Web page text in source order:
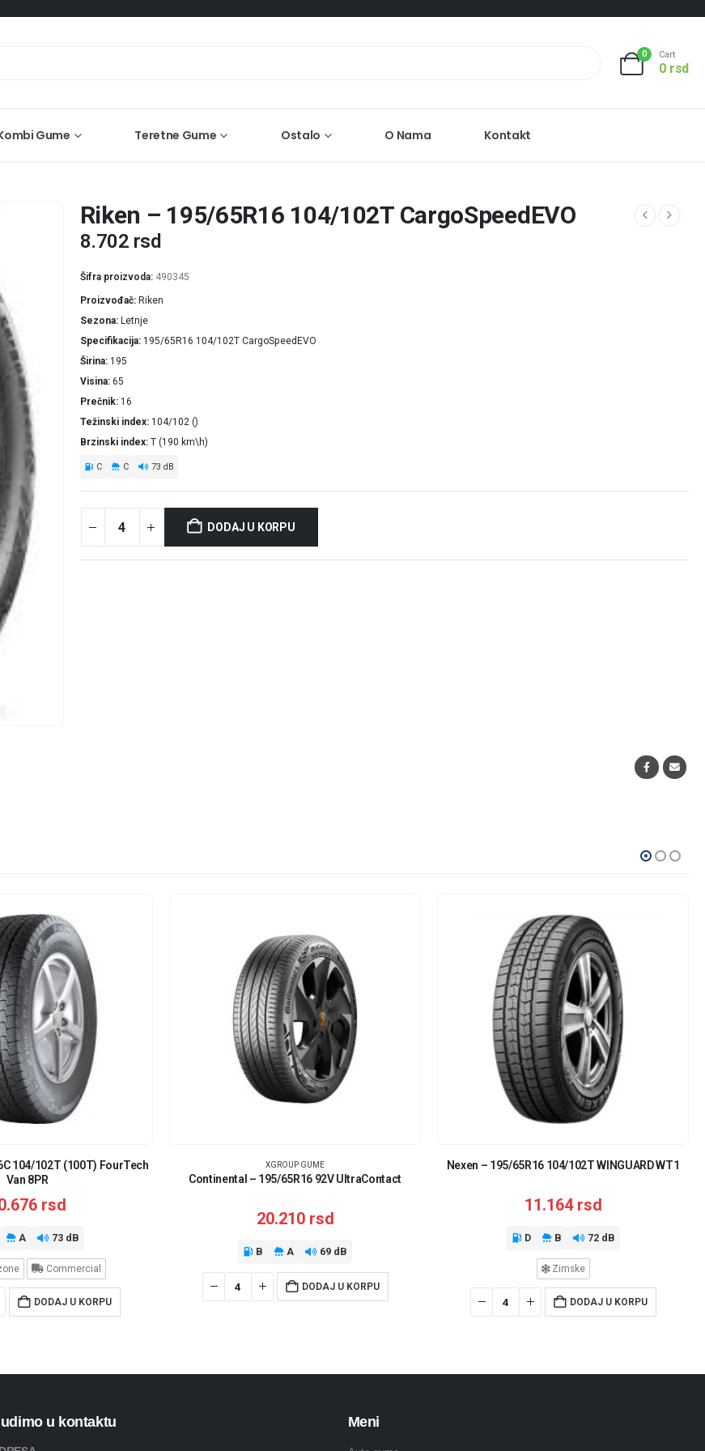
0 Cart
0 rsd
Gume Teretne Gume Ostalo O Nama Kontakt
Riken – 195/65R16 104/102T CargoSpeedEVO
8.702 rsd
Šifra proizvoda: 490345
Proizvođač Riken
Sezona Letnje
Specifikacija 195/65R16 104/102T CargoSpeedEVO
Širina 195
Visina 65
Prečnik 16
Težinski index 104/102 ()
Brzinski index T (190 km\h)
C C 73 dB
DODAJ U KORPU
104/102T (100T) FourTech
Van 8PR
rsd
A 73 dB
Commercial
DODAJ U KORPU
XGROUP GUME
Continental – 195/65R16 92V UltraContact
20.210 rsd
B A 69 dB
DODAJ U KORPU
Nexen – 195/65R16 104/102T WINGUARD WT1
11.164 rsd
D B 72 dB
Zimske
DODAJ U KORPU
u kontaktu Meni